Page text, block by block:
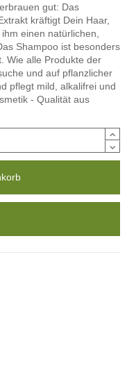
gut: Das
kräftigt Dein Haar,
einen natürlichen,
Shampoo ist besonders
Wie alle Produkte der
und auf pflanzlicher
pflegt mild, alkalifrei und
- Qualität aus